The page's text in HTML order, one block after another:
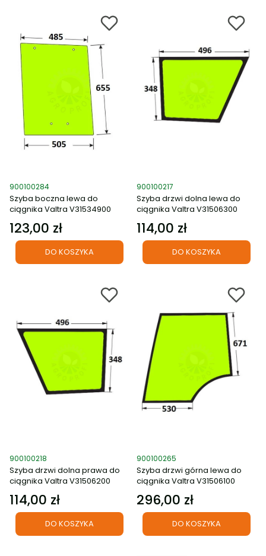
Kod produktu
900100284
Szyba boczna lewa do
ciągnika Valtra V31534900
Cena
123,00 zł
DO KOSZYKA
Kod produktu
900100217
Szyba drzwi dolna lewa do
ciągnika Valtra V31506300
Cena
114,00 zł
DO KOSZYKA
Kod produktu
900100218
Szyba drzwi dolna prawa do
ciągnika Valtra V31506200
Cena
114,00 zł
DO KOSZYKA
Kod produktu
900100265
Szyba drzwi górna lewa do
ciągnika Valtra V31506100
Cena
296,00 zł
DO KOSZYKA